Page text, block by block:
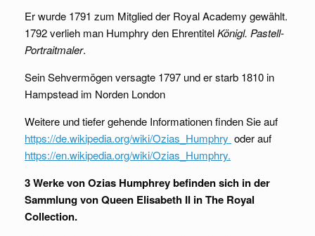
Er wurde 1791 zum Mitglied der Royal Academy gewählt.
1792 verlieh man Humphry den EhrentitelKönigl. Pastell-
Portraitmaler.
Sein Sehvermögen versagte 1797 und er starb 1810 in
Hampstead im Norden London
Weitere und tiefer gehende Informationen finden Sie auf
https://de.wikipedia.org/wiki/Ozias_Humphry oder auf
https://en.wikipedia.org/wiki/Ozias_Humphry.
3 Werke von Ozias Humphrey befinden sich in der
Sammlung von Queen Elisabeth II in The Royal
Collection.